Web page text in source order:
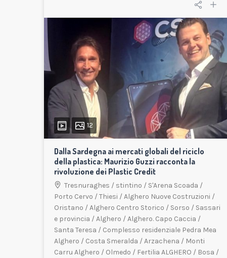
12
Dalla Sardegna ai mercati globali del riciclo
della plastica: Maurizio Guzzi racconta la
rivoluzione dei Plastic Credit
Tresnuraghes / stintino / S'Arena Scoada /
Porto Cervo / Thiesi / Alghero Nuove Costruzioni /
Oristano / Alghero Centro Storico / Sorso / Sassari
e provincia / Alghero / Alghero. Capo Caccia /
Santa Teresa / Complesso residenziale Pedra Mea
Alghero / Costa Smeralda / Arzachena / Monti
Carru Alghero / Olmedo / Fertilia ALGHERO / Bosa /